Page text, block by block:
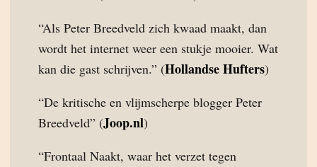
“Als Peter Breedveld zich kwaad maakt, dan
wordt het internet weer een stukje mooier. Wat
kan die gast schrijven.” (Hollandse Hufters)
“De kritische en vlijmscherpe blogger Peter
Breedveld” (Joop.nl)
“Frontaal Naakt, waar het verzet tegen